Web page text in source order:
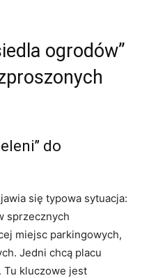
ogrodów”
do
się typowa sytuacja:
sprzecznych
miejsc parkingowych,
Jedni chcą placu
Tu kluczowe jest